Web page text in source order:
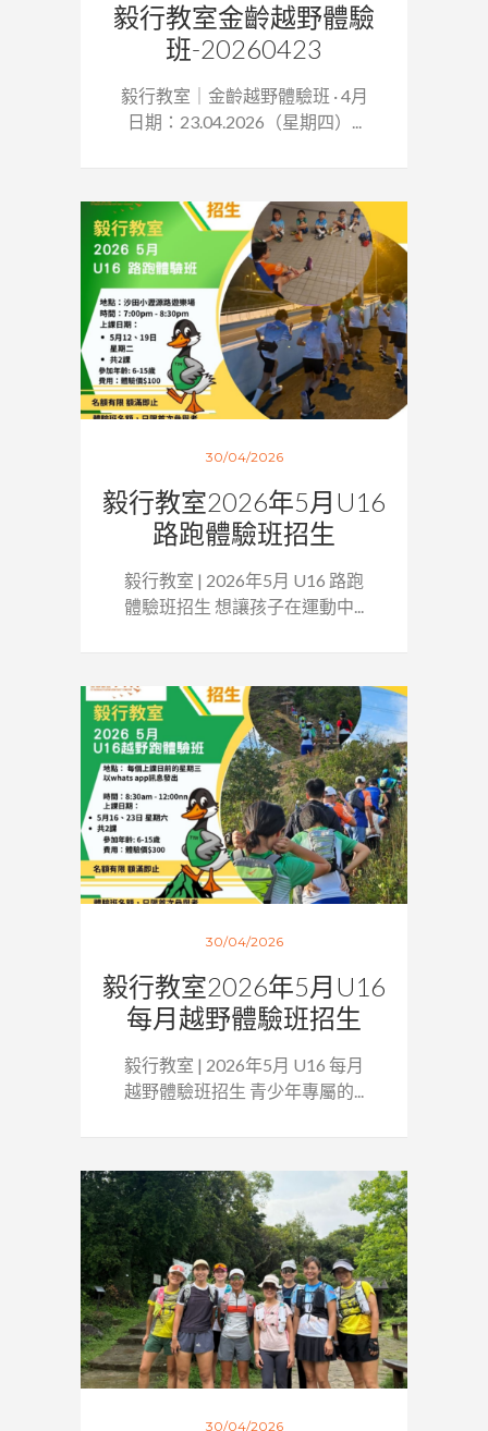
毅行教室金齡越野體驗
班-20260423
毅行教室｜金齡越野體驗班 · 4月
日期：23.04.2026（星期四）...
30/04/2026
毅行教室2026年5月U16
路跑體驗班招生
毅行教室 | 2026年5月 U16 路跑
體驗班招生 想讓孩子在運動中...
30/04/2026
毅行教室2026年5月U16
每月越野體驗班招生
毅行教室 | 2026年5月 U16 每月
越野體驗班招生 青少年專屬的...
30/04/2026